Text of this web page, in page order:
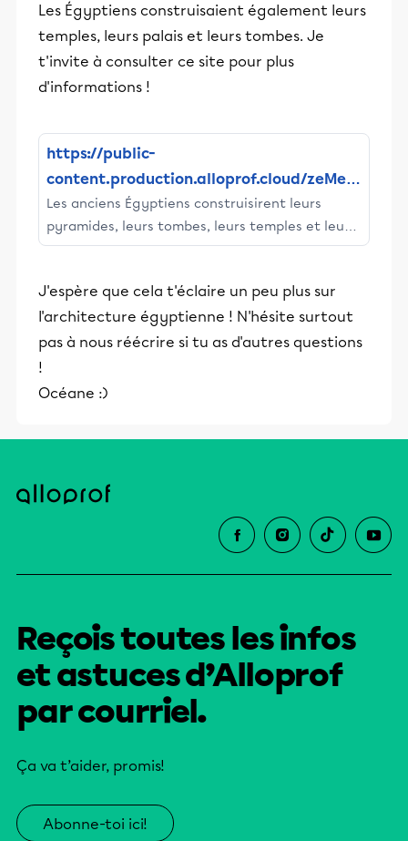
Les Égyptiens construisaient également leurs
temples, leurs palais et leurs tombes. Je
t'invite à consulter ce site pour plus
d'informations !
https://public-
content.production.alloprof.cloud/zeMedi
a/b534cc8d-1c50-44c7-a327-
64e04ef5d2b6undefined
Les anciens Égyptiens construisirent leurs
pyramides, leurs tombes, leurs temples et leurs
palais en pierre, le plus durable de tous les
J'espère que cela t'éclaire un peu plus sur
l'architecture égyptienne ! N'hésite surtout
pas à nous réécrire si tu as d'autres questions
!
Océane :)
Reçois toutes les infos
et astuces d’Alloprof
par courriel.
Ça va t’aider, promis!
Abonne-toi ici!